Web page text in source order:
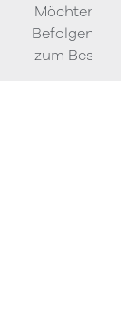
Möchten Sie
Befolgen Sie
zum